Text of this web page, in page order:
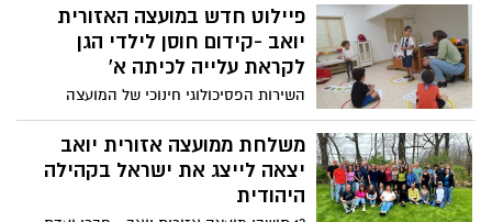
שותפות בביאנלה לעיצוב וחדשנות בחינוך
בבנייני האומה בירושלים.
פיילוט חדש במועצה האזורית
יואב -קידום חוסן לילדי הגן
לקראת עלייה לכיתה א'
השירות הפסיכולוגי חינוכי של המועצה
האזורית יואב מפעיל בשבועות האחרונים
פיילוט ייחודי בדמות קבוצות לקידום חוסן
לילדים העולים לכיתה א'.
משלחת ממועצה אזורית יואב
יצאה לייצג את ישראל בקהילה
היהודית